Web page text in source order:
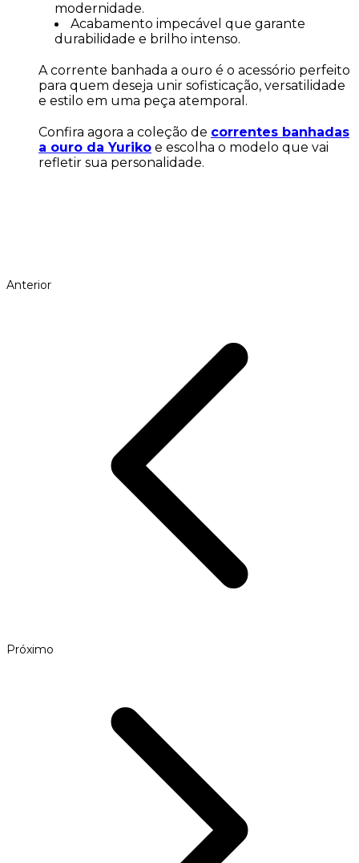
modernidade.
Acabamento impecável que garante
durabilidade e brilho intenso.
A corrente banhada a ouro é o acessório perfeito
para quem deseja unir sofisticação, versatilidade
e estilo em uma peça atemporal.
Confira agora a coleção de correntes banhadas
a ouro da Yuriko e escolha o modelo que vai
refletir sua personalidade.
Anterior
Próximo